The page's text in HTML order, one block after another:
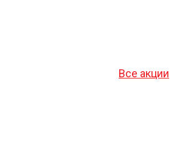
Все акции